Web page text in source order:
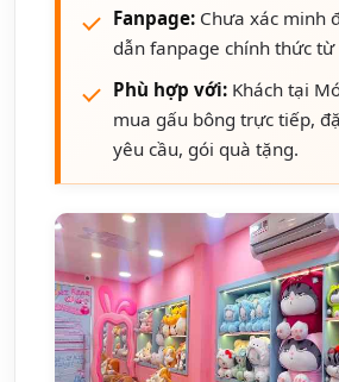
Fanpage: Chưa xác minh
dẫn fanpage chính thức từ
Phù hợp với: Khách tại
mua gấu bông trực tiếp,
yêu cầu, gói quà tặng.